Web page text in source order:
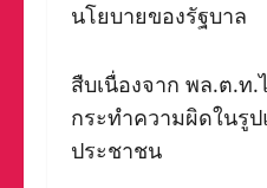
นโยบายของรัฐบาล
สืบเนื่องจาก พล.ต.ท
กระทำความผิดในรู
ประชาชน